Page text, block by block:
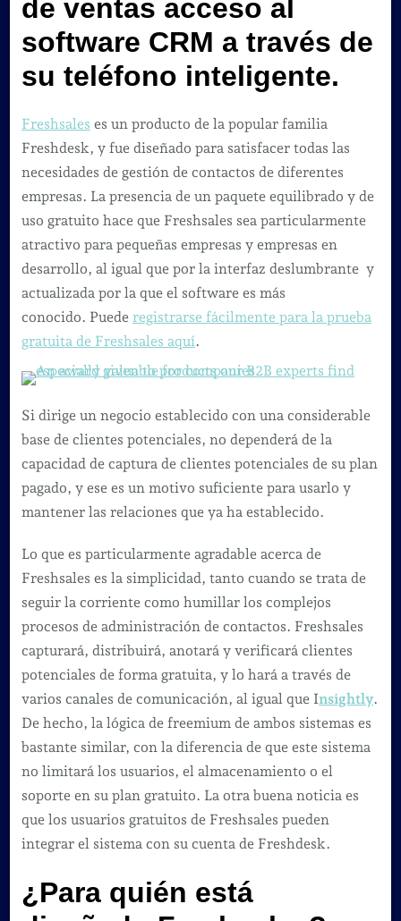
de ventas acceso al
software CRM a través de
su teléfono inteligente.
Freshsales es un producto de la popular familia
Freshdesk, y fue diseñado para satisfacer todas las
necesidades de gestión de contactos de diferentes
empresas. La presencia de un paquete equilibrado y de
uso gratuito hace que Freshsales sea particularmente
atractivo para pequeñas empresas y empresas en
desarrollo, al igual que por la interfaz deslumbrante y
actualizada por la que el software es más
conocido. Puede registrarse fácilmente para la prueba
gratuita de Freshsales aquí.
Si dirige un negocio establecido con una considerable
base de clientes potenciales, no dependerá de la
capacidad de captura de clientes potenciales de su plan
pagado, y ese es un motivo suficiente para usarlo y
mantener las relaciones que ya ha establecido.
Lo que es particularmente agradable acerca de
Freshsales es la simplicidad, tanto cuando se trata de
seguir la corriente como humillar los complejos
procesos de administración de contactos. Freshsales
capturará, distribuirá, anotará y verificará clientes
potenciales de forma gratuita, y lo hará a través de
varios canales de comunicación, al igual que Insightly.
De hecho, la lógica de freemium de ambos sistemas es
bastante similar, con la diferencia de que este sistema
no limitará los usuarios, el almacenamiento o el
soporte en su plan gratuito. La otra buena noticia es
que los usuarios gratuitos de Freshsales pueden
integrar el sistema con su cuenta de Freshdesk.
¿Para quién está